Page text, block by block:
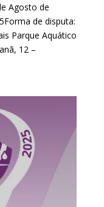
Agosto de
de disputa:
Parque Aquático
12 –